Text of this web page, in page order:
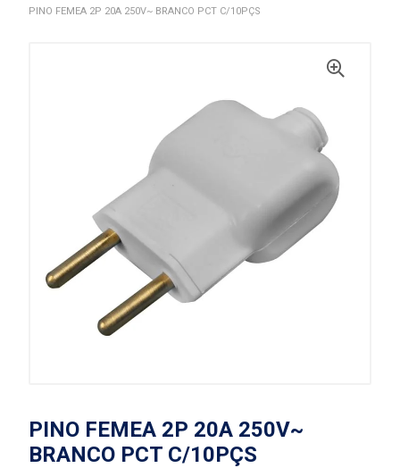
PINO FEMEA 2P 20A 250V~ BRANCO PCT C/10PÇS
PINO FEMEA 2P 20A 250V~
BRANCO PCT C/10PÇS